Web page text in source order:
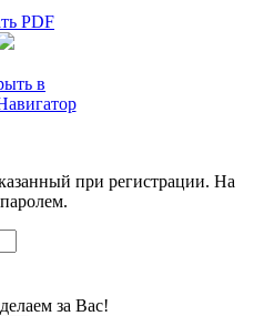
PDF
в
при регистрации. На
за Вас!